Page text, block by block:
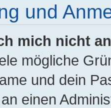
und
mich nicht
mögliche
und dein
einen